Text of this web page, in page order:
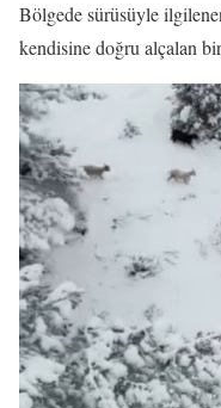
Bölgede sürüsüyle
kendisine doğru alçalan